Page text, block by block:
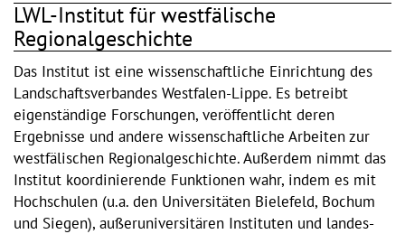
LWL-Institut für westfälische
Regionalgeschichte
Das Institut ist eine wissenschaftliche Einrichtung des
Landschaftsverbandes Westfalen-Lippe. Es betreibt
eigenständige Forschungen, veröffentlicht deren
Ergebnisse und andere wissenschaftliche Arbeiten zur
westfälischen Regionalgeschichte. Außerdem nimmt das
Institut koordinierende Funktionen wahr, indem es mit
Hochschulen (u.a. den Universitäten Bielefeld, Bochum
und Siegen), außeruniversitären Instituten und landes-